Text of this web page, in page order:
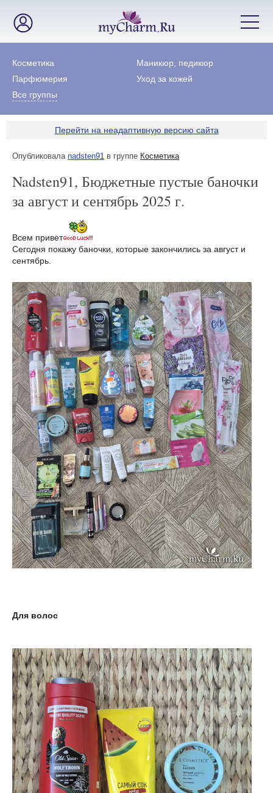
Косметика
Маникюр, педикюр
Парфюмерия
Уход за кожей
Все группы
Перейти на неадаптивную версию сайта
Опубликовала nadsten91 в группе Косметика
Nadsten91, Бюджетные пустые баночки
за август и сентябрь 2025 г.
Всем привет
Сегодня покажу баночки, которые закончились за август и
сентябрь.
Для волос